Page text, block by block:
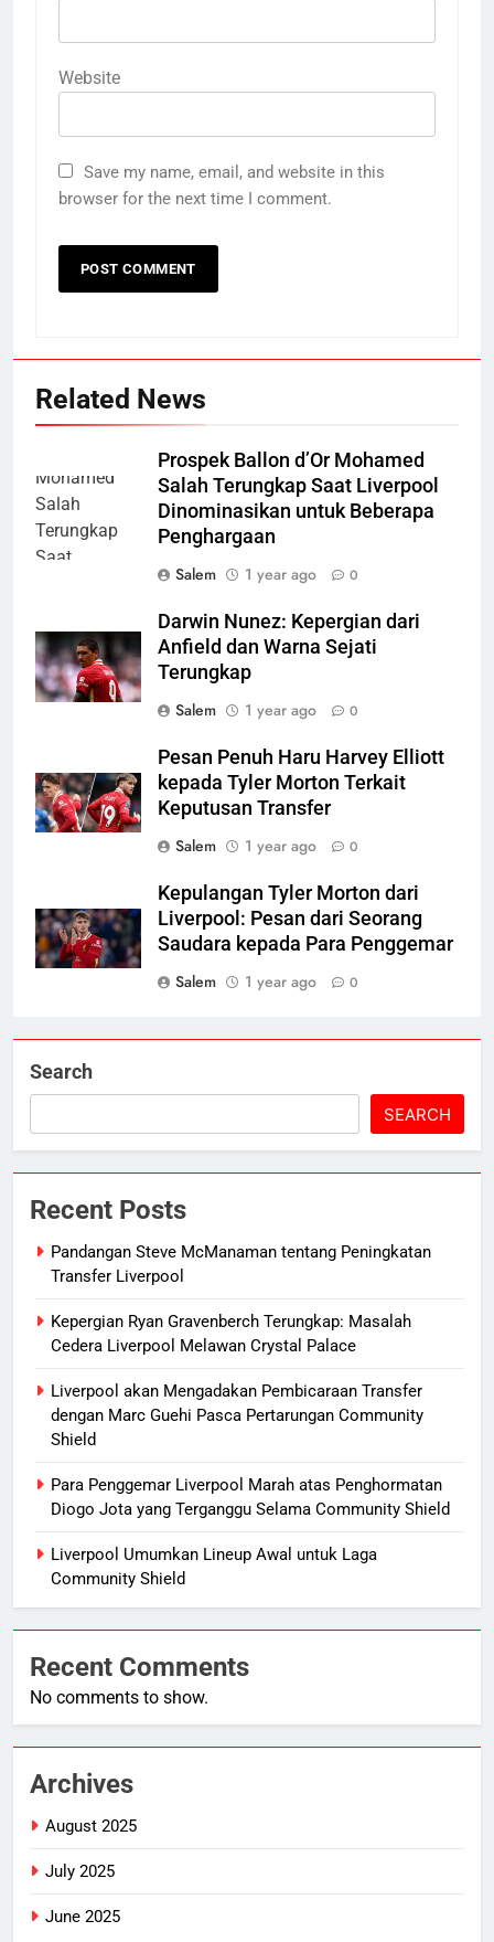
Website
Save my name, email, and website in this
browser for the next time I comment.
Related News
Prospek Ballon d’Or Mohamed
Salah Terungkap Saat Liverpool
Dinominasikan untuk Beberapa
Penghargaan
Salem
1 year ago 0
Darwin Nunez: Kepergian dari
Anfield dan Warna Sejati
Terungkap
Salem
1 year ago 0
Pesan Penuh Haru Harvey Elliott
kepada Tyler Morton Terkait
Keputusan Transfer
Salem
1 year ago 0
Kepulangan Tyler Morton dari
Liverpool: Pesan dari Seorang
Saudara kepada Para Penggemar
Salem
1 year ago 0
Search
SEARCH
Recent Posts
Pandangan Steve McManaman tentang Peningkatan
Transfer Liverpool
Kepergian Ryan Gravenberch Terungkap: Masalah
Cedera Liverpool Melawan Crystal Palace
Liverpool akan Mengadakan Pembicaraan Transfer
dengan Marc Guehi Pasca Pertarungan Community
Shield
Para Penggemar Liverpool Marah atas Penghormatan
Diogo Jota yang Terganggu Selama Community Shield
Liverpool Umumkan Lineup Awal untuk Laga
Community Shield
Recent Comments
No comments to show.
Archives
August 2025
July 2025
June 2025